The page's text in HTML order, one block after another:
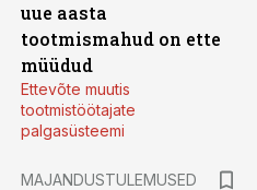
uue aasta
tootmismahud on ette
müüdud
Ettevõte muutis
tootmistöötajate
palgasüsteemi
MAJANDUSTULEMUSED